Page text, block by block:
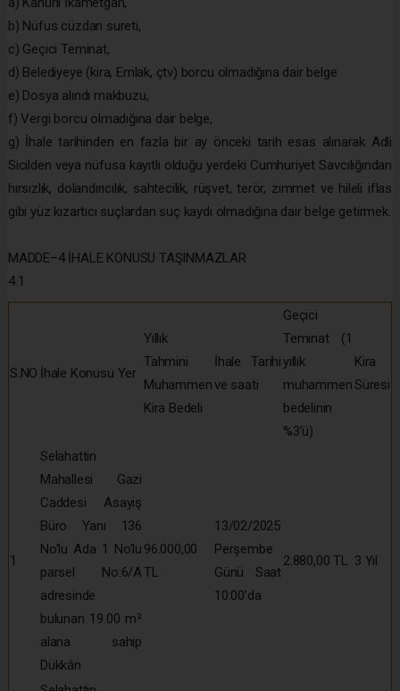
b) Nüfus cüzdan sureti,
c) Geçici Teminat,
d) Belediyeye (kira, Emlak, çtv) borcu olmadığına dair belge
e) Dosya alındı makbuzu,
f) Vergi borcu olmadığına dair belge,
g) İhale tarihinden en fazla bir ay önceki tarih esas alınarak Adli
Sicilden veya nüfusa kayıtlı olduğu yerdeki Cumhuriyet Savcılığından
hırsızlık, dolandırıcılık, sahtecilik, rüşvet, terör, zimmet ve hileli iflas
gibi yüz kızartıcı suçlardan suç kaydı olmadığına dair belge getirmek.
MADDE–4 İHALE KONUSU TAŞINMAZLAR
4.1
S.NO İhale Konusu Yer
Yıllık
Tahmini
Muhammen
Kira Bedeli
İhale Tarihi
ve saati
Geçici
Teminat (1
yıllık
muhammen
bedelinin
%3’ü)
Kira
Süresi
1
Selahattin
Mahallesi Gazi
Caddesi Asayiş
Büro Yanı 136
No’lu Ada 1 No’lu
parsel No:6/A
adresinde
bulunan 19.00 m²
alana sahip
Dükkân
96.000,00
TL
13/02/2025
Perşembe
Günü Saat
10:00’da
2.880,00 TL 3 Yıl